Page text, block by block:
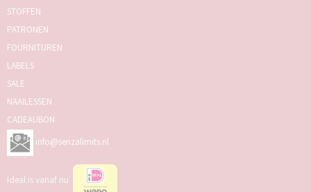
STOFFEN
PATRONEN
FOURNITUREN
LABELS
SALE
NAAILESSEN
CADEAUBON
info@senzalimits.nl
Ideal is vanaf nu